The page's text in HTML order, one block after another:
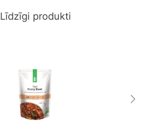
Līdzīgi produkti